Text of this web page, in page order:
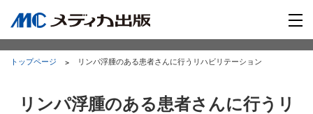
トップページ リンパ浮腫のある患者さんに行うリハビリテーション
リンパ浮腫のある患者さんに行うリ